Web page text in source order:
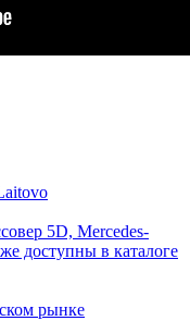
5D, Mercedes-
доступны в каталоге
рынке